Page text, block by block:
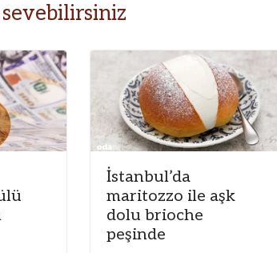
İstanbul’da
maritozzo ile aşk
dolu brioche
peşinde